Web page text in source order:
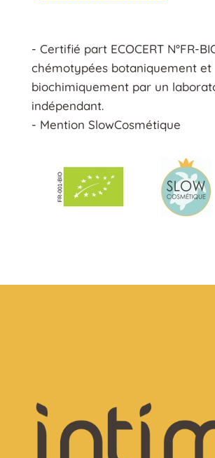
- Certifié part ECOCERT N°FR-
chémotypées botaniquement et
biochimiquement par un
indépendant.
- Mention SlowCosmétique